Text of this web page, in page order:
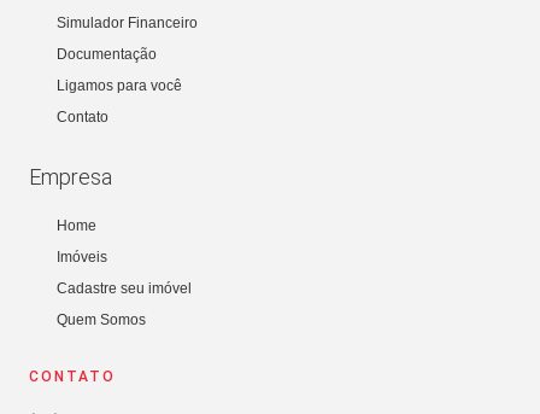
Simulador Financeiro
Documentação
Ligamos para você
Contato
Empresa
Home
Imóveis
Cadastre seu imóvel
Quem Somos
CONTATO